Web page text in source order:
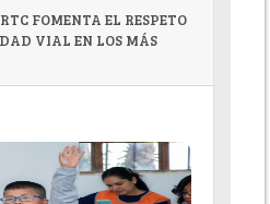
FOMENTA EL RESPETO
VIAL EN LOS MÁS